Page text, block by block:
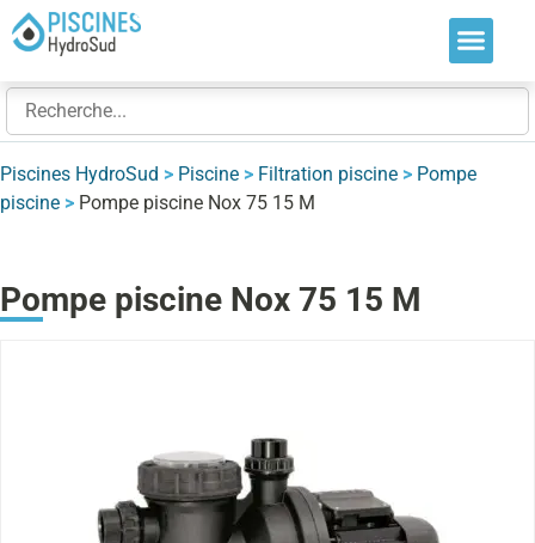
Piscines HydroSud > Piscine > Filtration piscine > Pompe
piscine > Pompe piscine Nox 75 15 M
Pompe piscine Nox 75 15 M